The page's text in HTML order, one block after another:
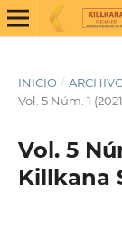
INICIO /
Vol. 5 Núm. 1
Vol. 5
Killkana